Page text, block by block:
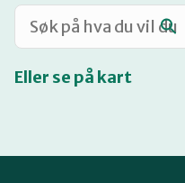
Mitt navn
Eller se på kart